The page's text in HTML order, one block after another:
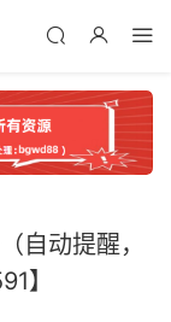
自动提醒，
】